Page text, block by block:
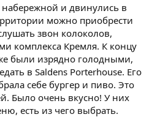
набережной и двинулись в
можно приобрести
звон колоколов,
комплекса Кремля. К концу
были изрядно голодными,
в Saldens Porterhouse. Его
себе бургер и пиво. Это
Было очень вкусно! У них
есть из чего выбрать.